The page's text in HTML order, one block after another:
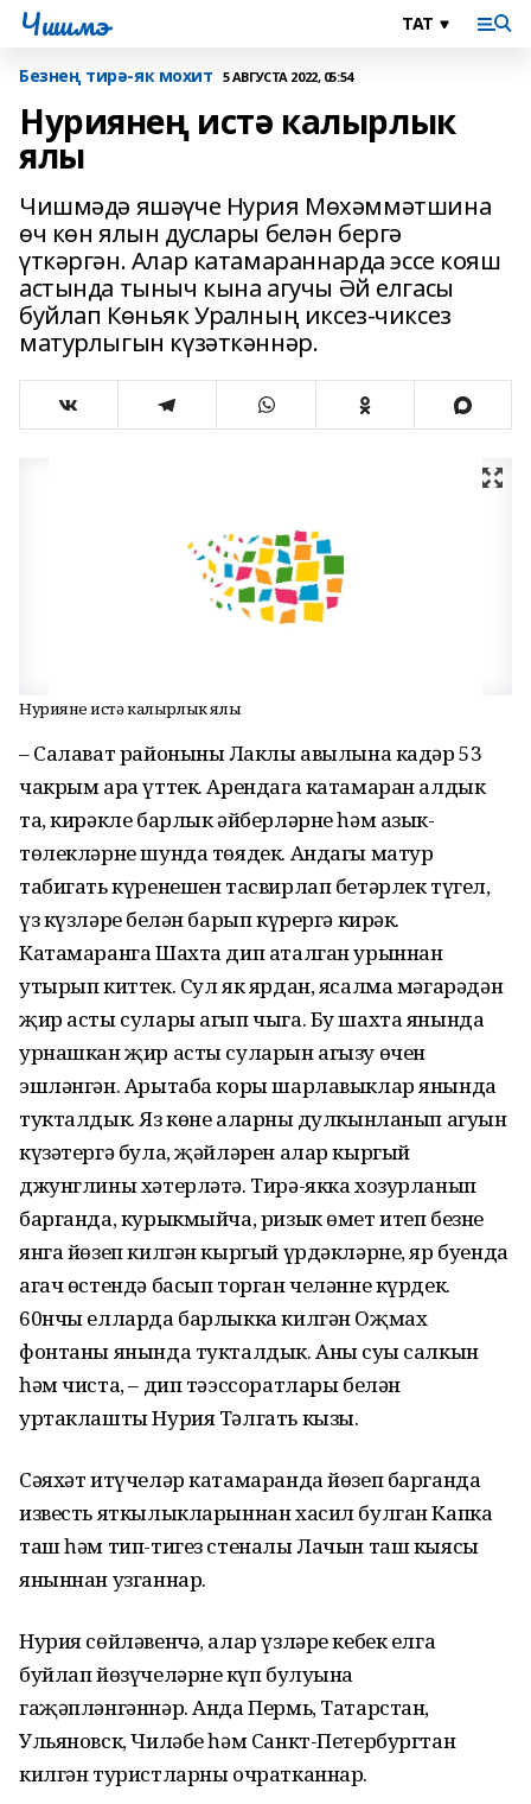
Чишмэ
Безнең тирә-як мохит 5 АВГУСТА 2022, 05:54
Нуриянең истә калырлык
ялы
Чишмәдә яшәүче Нурия Мөхәммәтшина
өч көн ялын дуслары белән бергә
үткәргән. Алар катамараннарда эссе кояш
астында тыныч кына агучы Әй елгасы
буйлап Көньяк Уралның иксез-чиксез
матурлыгын күзәткәннәр.
Нуриянең истә калырлык ялы
– Салават районының Лаклы авылына кадәр 53
чакрым ара үттек. Арендага катамаран алдык
та, кирәкле барлык әйберләрне һәм азык-
төлекләрне шунда төядек. Андагы матур
табигать күренешен тасвирлап бетәрлек түгел,
үз күзләрең белән барып күрергә кирәк.
Катамаранга Шахта дип аталган урыннан
утырып киттек. Сул як ярдан, ясалма мәгарәдән
җир асты сулары агып чыга. Бу шахта янында
урнашкан җир асты суларын агызу өчен
эшләнгән. Арытаба коры шарлавыклар янында
тукталдык. Яз көне аларның дулкынланып агуын
күзәтергә була, җәйләрен алар кыргый
джунглины хәтерләтә. Тирә-якка хозурланып
барганда, курыкмыйча, ризык өмет итеп безнең
янга йөзеп килгән кыргый үрдәкләрне, яр буенда
агач өстендә басып торган челәнне күрдек.
60нчы елларда барлыкка килгән Оҗмах
фонтаны янында тукталдык. Аның суы салкын
һәм чиста, – дип тәэссоратлары белән
уртаклашты Нурия Тәлгать кызы.
Сәяхәт итүчеләр катамаранда йөзеп барганда
известь яткылыкларыннан хасил булган Капка
таш һәм тип-тигез стеналы Лачын таш кыясы
яныннан узганнар.
Нурия сөйләвенчә, алар үзләре кебек елга
буйлап йөзүчеләрнең күп булуына
гаҗәпләнгәннәр. Анда Пермь, Татарстан,
Ульяновск, Чиләбе һәм Санкт-Петербургтан
килгән туристларны очратканнар.